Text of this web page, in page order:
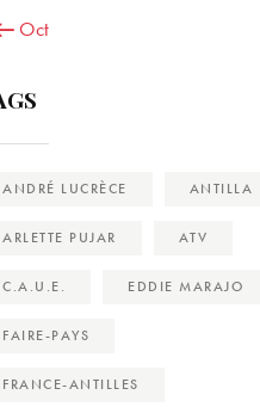
« Oct
ANDRÉ LUCRÈCE ANTILLA
ARLETTE PUJAR ATV
C.A.U.E. EDDIE MARAJO
FAIRE-PAYS
FRANCE-ANTILLES